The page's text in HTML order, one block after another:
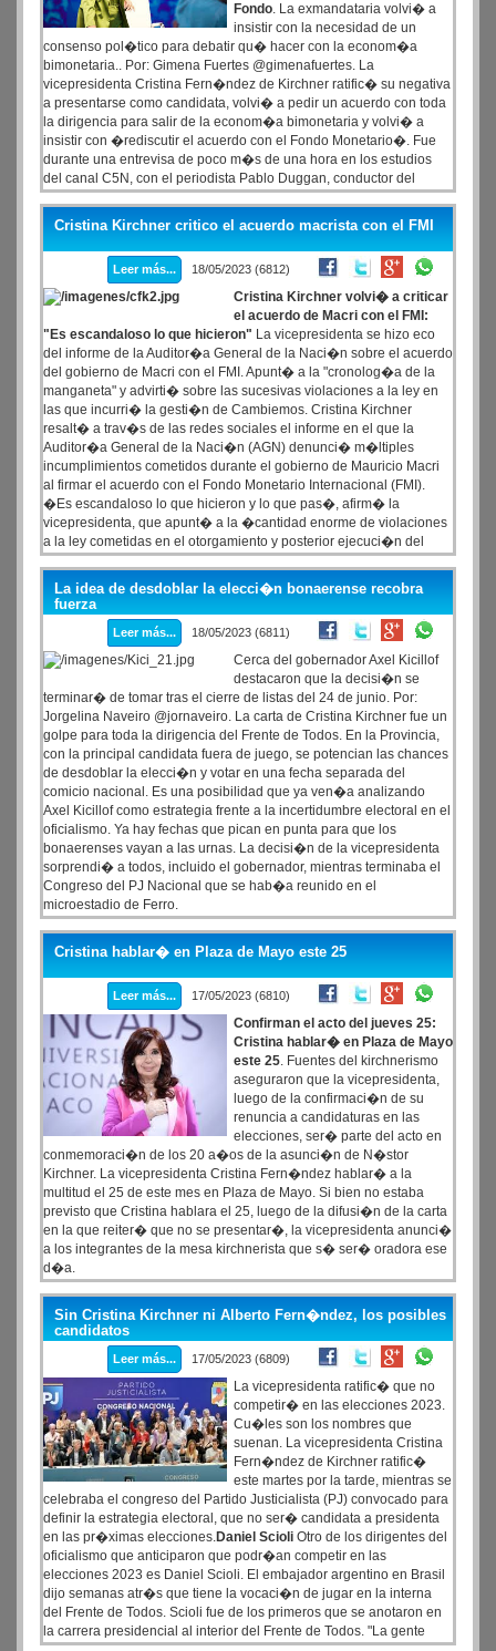
Fondo. La exmandataria volvi� a
insistir con la necesidad de un
consenso pol�tico para debatir qu� hacer con la econom�a
bimonetaria.. Por: Gimena Fuertes @gimenafuertes. La
vicepresidenta Cristina Fern�ndez de Kirchner ratific� su negativa
a presentarse como candidata, volvi� a pedir un acuerdo con toda
la dirigencia para salir de la econom�a bimonetaria y volvi� a
insistir con �rediscutir el acuerdo con el Fondo Monetario�. Fue
durante una entrevisa de poco m�s de una hora en los estudios
del canal C5N, con el periodista Pablo Duggan, conductor del
programa Duro de Domar. La expresidenta sugiri� qu� debe
ocurrir para que el Frente de Todos pueda tener chances en las
elecciones de este a�o: �Depende de que volvamos a enamorar
a la sociedad�, asegur� y plante� que la clave de un triunfo pasa
por �volver a convencer a la sociedad de que hubo un tiempo en
que los argentinos ten�an un salario que alcanzaba para
ahorrar�. Sin hacer nombres, Cristina di� una pista sobre su rol y
sus preferencias pol�ticas de cara al futuro:
Cristina Kirchner critico el acuerdo macrista con el FMI
Leer más... 18/05/2023 (6812)
Cristina Kirchner volvi� a criticar
el acuerdo de Macri con el FMI:
"Es escandaloso lo que hicieron" La vicepresidenta se hizo eco
del informe de la Auditor�a General de la Naci�n sobre el acuerdo
del gobierno de Macri con el FMI. Apunt� a la "cronolog�a de la
manganeta" y advirti� sobre las sucesivas violaciones a la ley en
las que incurri� la gesti�n de Cambiemos. Cristina Kirchner
resalt� a trav�s de las redes sociales el informe en el que la
Auditor�a General de la Naci�n (AGN) denunci� m�ltiples
incumplimientos cometidos durante el gobierno de Mauricio Macri
al firmar el acuerdo con el Fondo Monetario Internacional (FMI).
�Es escandaloso lo que hicieron y lo que pas�, afirm� la
vicepresidenta, que apunt� a la �cantidad enorme de violaciones
a la ley cometidas en el otorgamiento y posterior ejecuci�n del
pr�stamo�.
La idea de desdoblar la elecci�n bonaerense recobra
fuerza
Leer más... 18/05/2023 (6811)
Cerca del gobernador Axel Kicillof
destacaron que la decisi�n se
terminar� de tomar tras el cierre de listas del 24 de junio. Por:
Jorgelina Naveiro @jornaveiro. La carta de Cristina Kirchner fue un
golpe para toda la dirigencia del Frente de Todos. En la Provincia,
con la principal candidata fuera de juego, se potencian las chances
de desdoblar la elecci�n y votar en una fecha separada del
comicio nacional. Es una posibilidad que ya ven�a analizando
Axel Kicillof como estrategia frente a la incertidumbre electoral en el
oficialismo. Ya hay fechas que pican en punta para que los
bonaerenses vayan a las urnas. La decisi�n de la vicepresidenta
sorprendi� a todos, incluido el gobernador, mientras terminaba el
Congreso del PJ Nacional que se hab�a reunido en el
microestadio de Ferro.
Cristina hablar� en Plaza de Mayo este 25
Leer más... 17/05/2023 (6810)
Confirman el acto del jueves 25:
Cristina hablar� en Plaza de Mayo
este 25. Fuentes del kirchnerismo
aseguraron que la vicepresidenta,
luego de la confirmaci�n de su
renuncia a candidaturas en las
elecciones, ser� parte del acto en
conmemoraci�n de los 20 a�os de la asunci�n de N�stor
Kirchner. La vicepresidenta Cristina Fern�ndez hablar� a la
multitud el 25 de este mes en Plaza de Mayo. Si bien no estaba
previsto que Cristina hablara el 25, luego de la difusi�n de la carta
en la que reiter� que no se presentar�, la vicepresidenta anunci�
a los integrantes de la mesa kirchnerista que s� ser� oradora ese
d�a.
Sin Cristina Kirchner ni Alberto Fern�ndez, los posibles
candidatos
Leer más... 17/05/2023 (6809)
La vicepresidenta ratific� que no
competir� en las elecciones 2023.
Cu�les son los nombres que
suenan. La vicepresidenta Cristina
Fern�ndez de Kirchner ratific�
este martes por la tarde, mientras se
celebraba el congreso del Partido Justicialista (PJ) convocado para
definir la estrategia electoral, que no ser� candidata a presidenta
en las pr�ximas elecciones.Daniel Scioli Otro de los dirigentes del
oficialismo que anticiparon que podr�an competir en las
elecciones 2023 es Daniel Scioli. El embajador argentino en Brasil
dijo semanas atr�s que tiene la vocaci�n de jugar en la interna
del Frente de Todos. Scioli fue de los primeros que se anotaron en
la carrera presidencial al interior del Frente de Todos. "La gente